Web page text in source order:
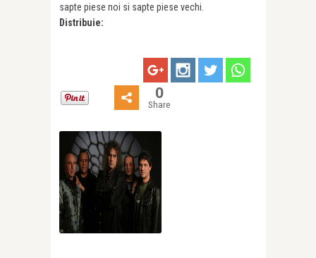
sapte piese noi si sapte piese vechi.
Distribuie:
0
Share